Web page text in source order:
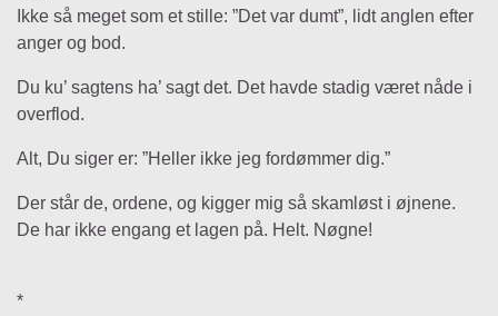
Ikke så meget som et stille: ”Det var dumt”, lidt anglen efter
anger og bod.
Du ku’ sagtens ha’ sagt det. Det havde stadig været nåde i
overflod.
Alt, Du siger er: ”Heller ikke jeg fordømmer dig.”
Der står de, ordene, og kigger mig så skamløst i øjnene.
De har ikke engang et lagen på. Helt. Nøgne!
*